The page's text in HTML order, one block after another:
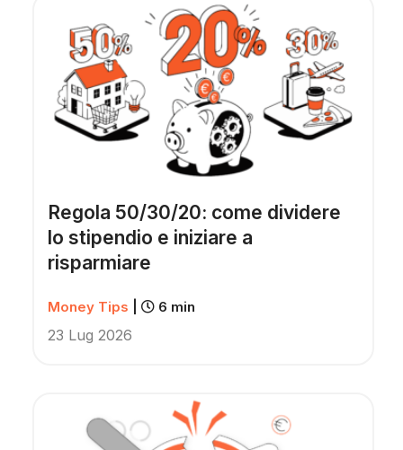
Regola 50/30/20: come dividere
lo stipendio e iniziare a
risparmiare
Money Tips 6 min
23 Lug 2026